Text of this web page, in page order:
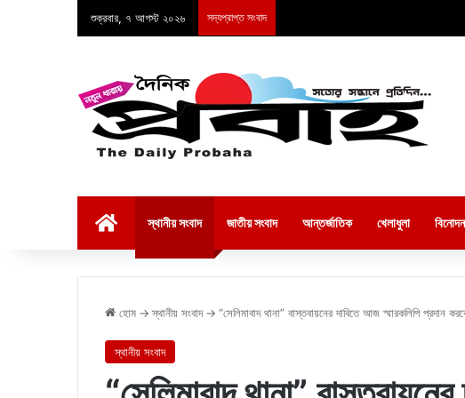
শুক্রবার, ৭ আগস্ট ২০২৬ সদ্যপ্রাপ্ত সংবাদ
স্থানীয় সংবাদ জাতীয় সংবাদ আন্তর্জাতিক খেলাধুলা বিনোদন
হোম → স্থানীয় সংবাদ → “সেলিমাবাদ থানা” বাস্তবায়নের দাবিতে আজ স্মারকলিপি প্রদান
স্থানীয় সংবাদ